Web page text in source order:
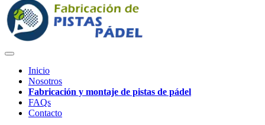
Inicio
Nosotros
Fabricación y montaje de pistas de pádel
FAQs
Contacto